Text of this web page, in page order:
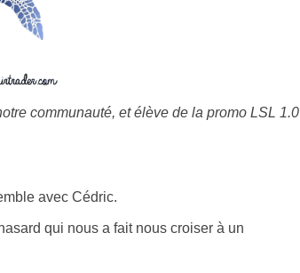
communauté, et élève de la promo LSL 1.0
avec Cédric.
qui nous a fait nous croiser à un